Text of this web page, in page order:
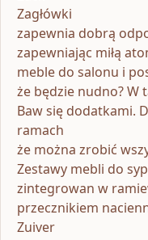
Zagłówki
zapewnia dobrą
zapewniając miłą
meble do salonu i
że będzie nudno? W
Baw się dodatkami.
ramach
że można zrobić
Zestawy mebli do
zintegrowan w
przecznikiem
Zuiver